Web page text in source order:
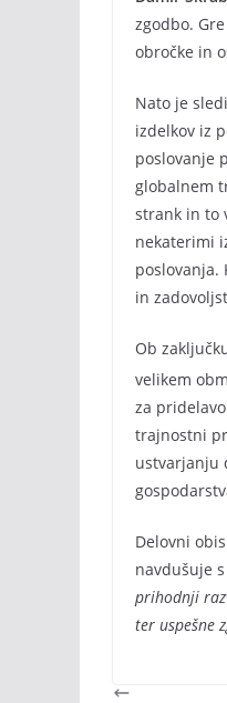
zgodbo.
obročke in
Nato je
izdelkov iz
poslovanje
globalnem
strank in to
nekaterimi
poslovanja.
in
Ob
velikem
za
trajnostni
ustvarjanju
Delovni
navdušuje
prihodnji
ter uspešne